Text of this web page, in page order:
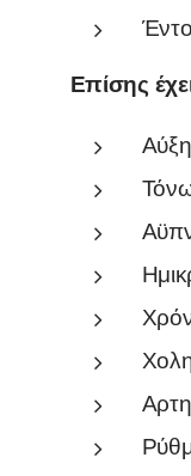
Επίσης